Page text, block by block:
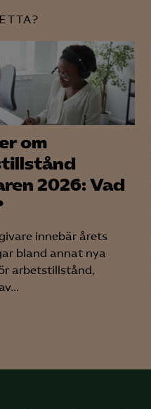
Insight
Ads
om
2026: Vad
innebär årets
bland annat nya
arbetstillstånd,